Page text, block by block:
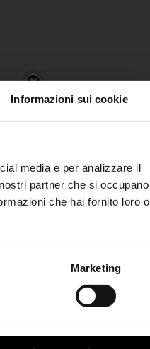
Informazioni sui cookie
media e per analizzare il
partner che si occupano
che hai fornito loro o
Marketing